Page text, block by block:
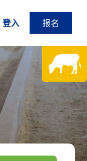
登入 报名